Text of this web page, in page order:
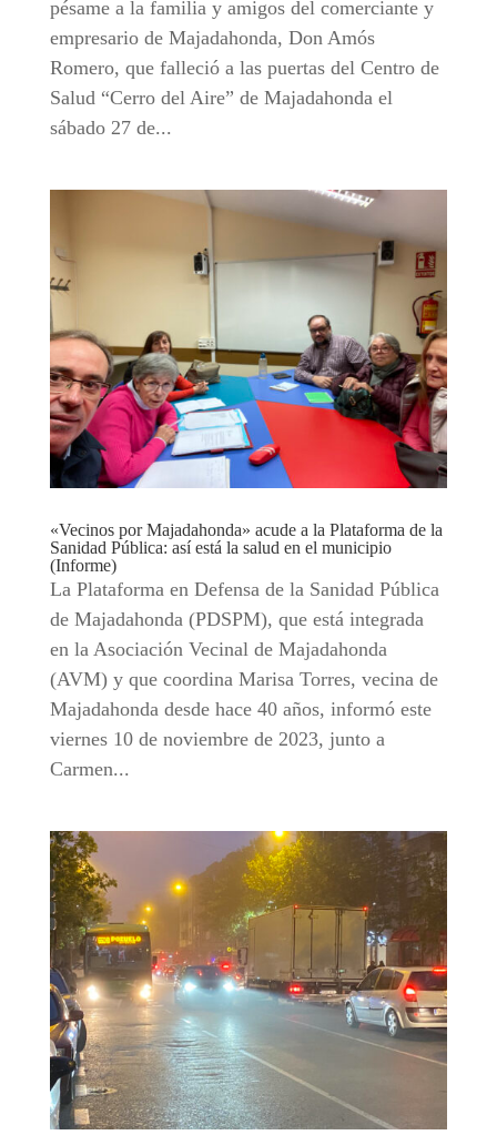
pésame a la familia y amigos del comerciante y
empresario de Majadahonda, Don Amós
Romero, que falleció a las puertas del Centro de
Salud “Cerro del Aire” de Majadahonda el
sábado 27 de...
«Vecinos por Majadahonda» acude a la Plataforma de la
Sanidad Pública: así está la salud en el municipio
(Informe)
La Plataforma en Defensa de la Sanidad Pública
de Majadahonda (PDSPM), que está integrada
en la Asociación Vecinal de Majadahonda
(AVM) y que coordina Marisa Torres, vecina de
Majadahonda desde hace 40 años, informó este
viernes 10 de noviembre de 2023, junto a
Carmen...